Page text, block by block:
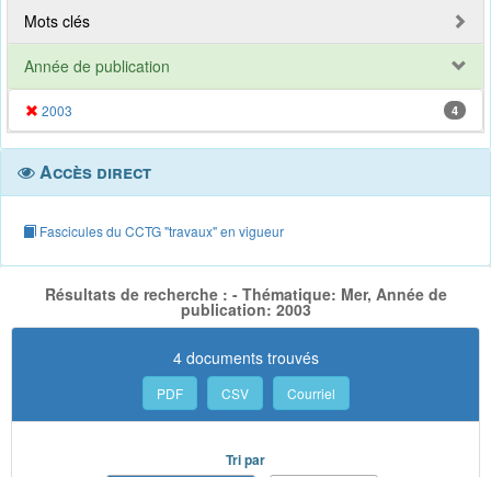
Mots clés
Année de publication
2003 4
Accès direct
Fascicules du CCTG "travaux" en vigueur
Résultats de recherche : - Thématique: Mer, Année de
publication: 2003
4 documents trouvés
PDF CSV Courriel
Tri par